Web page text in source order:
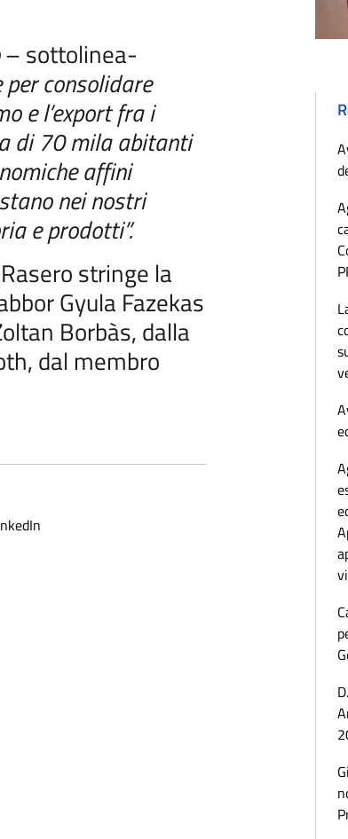
– sottolinea-
consolidare
e l’export fra i
di 70 mila abitanti
affini
nei nostri
e prodotti”.
stringe la
Gyula Fazekas
Borbàs, dalla
dal membro